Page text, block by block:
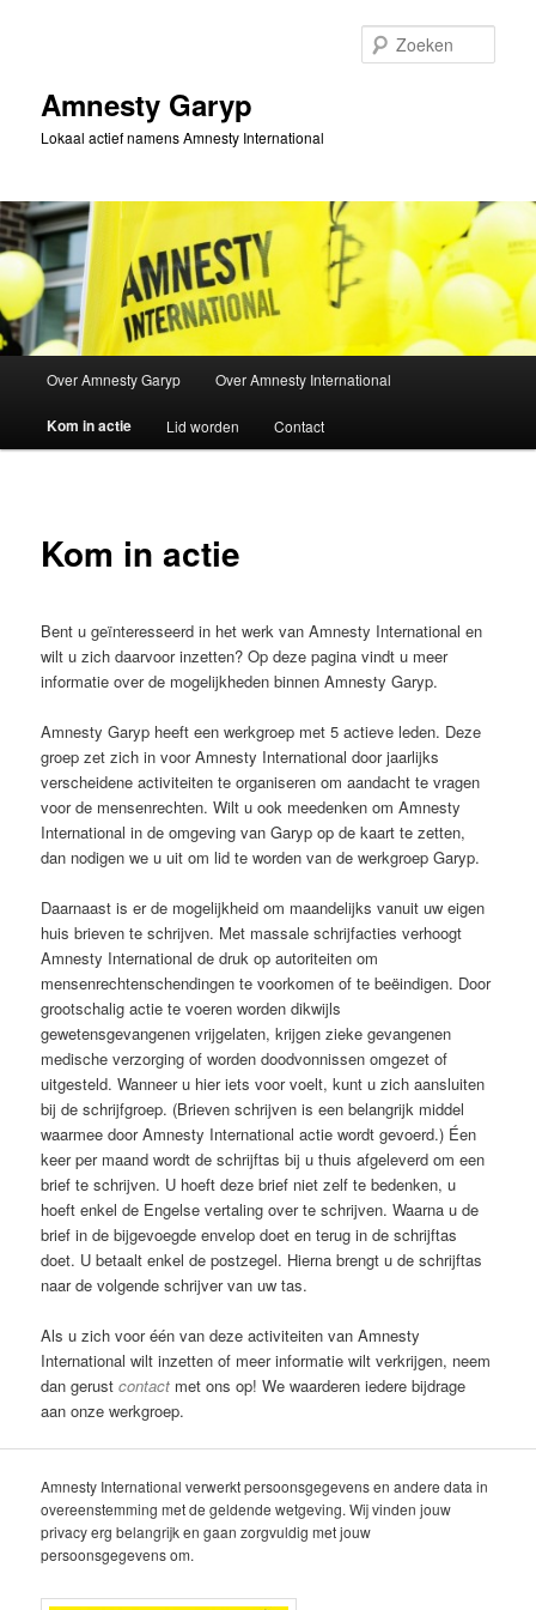
inhoudAmnesty Garyp
Lokaal actief namens Amnesty International
Over Amnesty Garyp Over Amnesty International
Kom in actie Lid worden Contact
Kom in actie
Bent u geïnteresseerd in het werk van Amnesty International en
wilt u zich daarvoor inzetten? Op deze pagina vindt u meer
informatie over de mogelijkheden binnen Amnesty Garyp.
Amnesty Garyp heeft een werkgroep met 5 actieve leden. Deze
groep zet zich in voor Amnesty International door jaarlijks
verscheidene activiteiten te organiseren om aandacht te vragen
voor de mensenrechten. Wilt u ook meedenken om Amnesty
International in de omgeving van Garyp op de kaart te zetten,
dan nodigen we u uit om lid te worden van de werkgroep Garyp.
Daarnaast is er de mogelijkheid om maandelijks vanuit uw eigen
huis brieven te schrijven. Met massale schrijfacties verhoogt
Amnesty International de druk op autoriteiten om
mensenrechtenschendingen te voorkomen of te beëindigen. Door
grootschalig actie te voeren worden dikwijls
gewetensgevangenen vrijgelaten, krijgen zieke gevangenen
medische verzorging of worden doodvonnissen omgezet of
uitgesteld. Wanneer u hier iets voor voelt, kunt u zich aansluiten
bij de schrijfgroep. (Brieven schrijven is een belangrijk middel
waarmee door Amnesty International actie wordt gevoerd.) Éen
keer per maand wordt de schrijftas bij u thuis afgeleverd om een
brief te schrijven. U hoeft deze brief niet zelf te bedenken, u
hoeft enkel de Engelse vertaling over te schrijven. Waarna u de
brief in de bijgevoegde envelop doet en terug in de schrijftas
doet. U betaalt enkel de postzegel. Hierna brengt u de schrijftas
naar de volgende schrijver van uw tas.
Als u zich voor één van deze activiteiten van Amnesty
International wilt inzetten of meer informatie wilt verkrijgen, neem
dan gerustcontact met ons op! We waarderen iedere bijdrage
aan onze werkgroep.
Amnesty International verwerkt persoonsgegevens en andere data in
overeenstemming met de geldende wetgeving. Wij vinden jouw
privacy erg belangrijk en gaan zorgvuldig met jouw
persoonsgegevens om.